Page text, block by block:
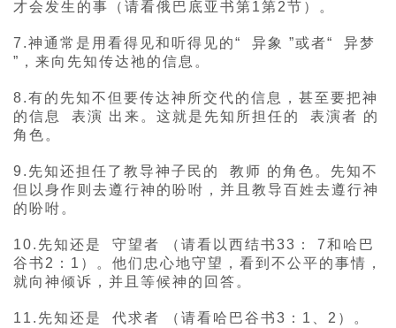
才会发生的事（请看俄巴底亚书第1第2节）。
7.神通常是用看得见和听得见的“ 异象 ”或者“ 异梦
”，来向先知传达祂的信息。
8.有的先知不但要传达神所交代的信息，甚至要把神
的信息 表演 出来。这就是先知所担任的 表演者 的
角色。
9.先知还担任了教导神子民的 教师 的角色。先知不
但以身作则去遵行神的吩咐，并且教导百姓去遵行神
的吩咐。
10.先知还是 守望者 （请看以西结书33： 7和哈巴
谷书2：1）。他们忠心地守望，看到不公平的事情，
就向神倾诉，并且等候神的回答。
11.先知还是 代求者 （请看哈巴谷书3：1、2）。